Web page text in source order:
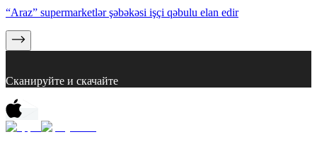
“Araz” supermarketlər şəbəkəsi işçi qəbulu elan edir
Сканируйте и скачайте